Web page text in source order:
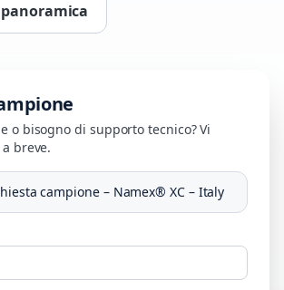
o bisogno di supporto tecnico? Vi
breve.
campione – Namex® XC – Italy